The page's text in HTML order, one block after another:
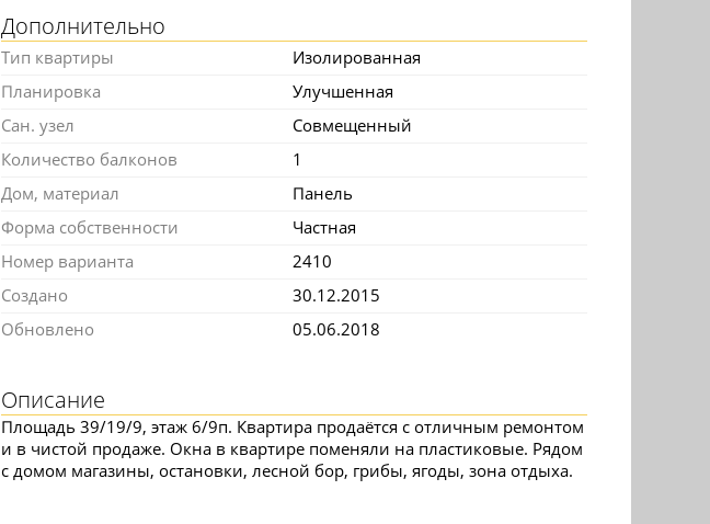
Дополнительно
Тип квартиры
Изолированная
Планировка
Улучшенная
Сан. узел
Совмещенный
Количество балконов
1
Дом, материал
Панель
Форма собственности
Частная
Номер варианта
2410
Создано
30.12.2015
Обновлено
05.06.2018
Описание
Площадь 39/19/9, этаж 6/9п. Квартира продаётся с отличным ремонтом
и в чистой продаже. Окна в квартире поменяли на пластиковые. Рядом
с домом магазины, остановки, лесной бор, грибы, ягоды, зона отдыха.